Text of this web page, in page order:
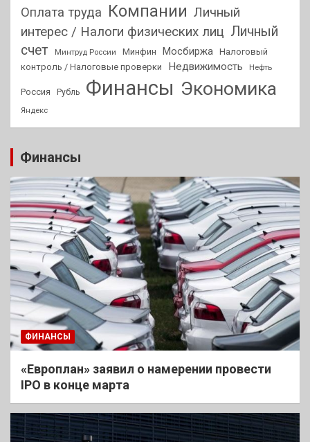
Оплата труда Компании Личный
интерес / Налоги физических лиц Личный
счет
Минтруд России Минфин Мосбиржа Налоговый
контроль / Налоговые проверки
Недвижимость Нефть
Россия Рубль Финансы Экономика
Яндекс
Финансы
ФИНАНСЫ
«Европлан» заявил о намерении провести
IPO в конце марта